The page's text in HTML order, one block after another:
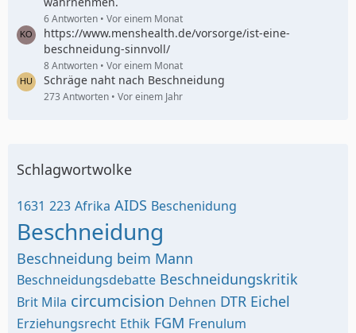
6 Antworten Vor einem Monat
https://www.menshealth.de/vorsorge/ist-eine-
beschneidung-sinnvoll/
8 Antworten Vor einem Monat
Schräge naht nach Beschneidung
273 Antworten Vor einem Jahr
Schlagwortwolke
1631 223 Afrika AIDS Beschenidung
Beschneidung
Beschneidung beim Mann
Beschneidungsdebatte Beschneidungskritik
Brit Mila circumcision Dehnen DTR Eichel
Erziehungsrecht Ethik FGM Frenulum